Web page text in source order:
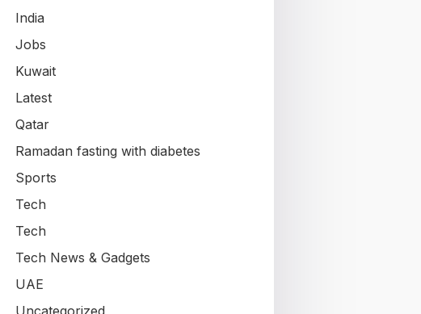
India
Jobs
Kuwait
Latest
Qatar
Ramadan fasting with diabetes
Sports
Tech
Tech
Tech News & Gadgets
UAE
Uncategorized